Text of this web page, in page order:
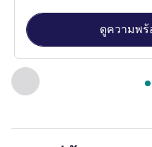
ก่อนหน้า - ห้องพัก
หน้า1 , ห้องพัก 1 :
ดูความพร้